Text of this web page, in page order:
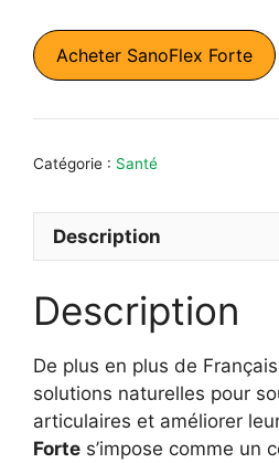
était :
est :
Acheter SanoFlex Forte
Catégorie : Santé
Description
Description
De plus en plus de
solutions naturelles pour
articulaires et améliorer
Forte s’impose comme un